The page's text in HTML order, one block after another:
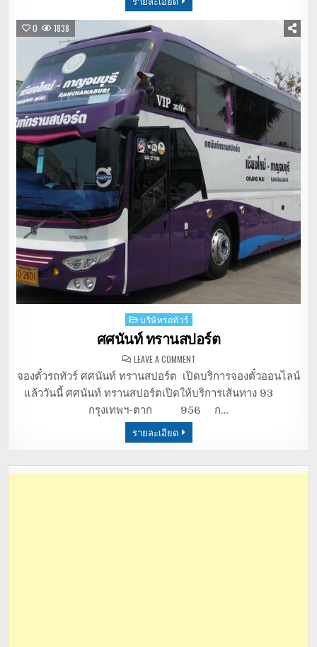
0 1838
Posted
in
บริษัทรถทัวร์
ศศนันท์ ทรานสปอร์ต
LEAVE A COMMENTON
นันท์
ทรานสปอร์ต
จองตั๋วรถทัวร์ ศศนันท์ ทรานสปอร์ต เปิดบริการจองตั๋วออนไลน์
แล้ววันนี้ ศศนันท์ ทรานสปอร์ตเปิดให้บริการเส้นทาง 93
กรุงเทพฯ-ตาก 956 ก…
รายละเอียด